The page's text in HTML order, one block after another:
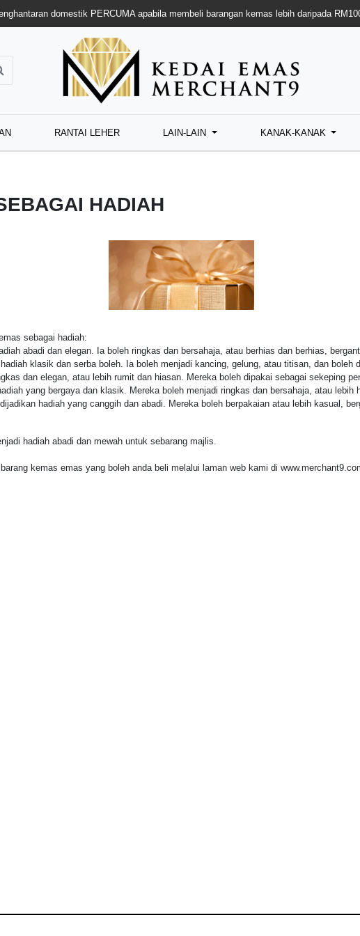
domestik PERCUMA apabila membeli barangan kemas lebih daripada
RANTAI LEHER LAIN-LAIN KANAK-KANAK
HADIAH
sebagai hadiah:
abadi dan elegan. Ia boleh ringkas dan bersahaja, atau berhias dan berhias,
klasik dan serba boleh. Ia boleh menjadi kancing, gelung, atau titisan, dan boleh
dan elegan, atau lebih rumit dan hiasan. Mereka boleh dipakai sebagai sekeping
yang bergaya dan klasik. Mereka boleh menjadi ringkas dan bersahaja, atau lebih
hadiah yang canggih dan abadi. Mereka boleh berpakaian atau lebih kasual,
hadiah abadi dan mewah untuk sebarang majlis.
kemas emas yang boleh anda beli melalui laman web kami di